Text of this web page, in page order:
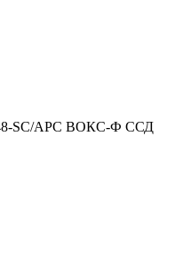
SC/APC ВОКС-Ф ССД